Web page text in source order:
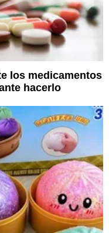
los medicamentos
hacerlo